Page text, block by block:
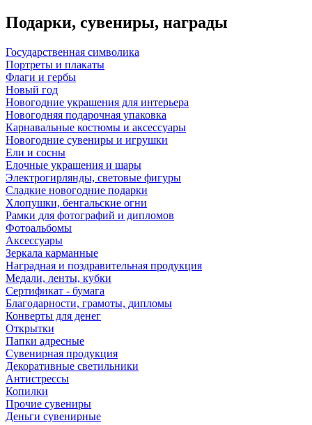
Подарки, сувениры, награды
Государственная символика
Портреты и плакаты
Флаги и гербы
Новый год
Новогодние украшения для интерьера
Новогодняя подарочная упаковка
Карнавальные костюмы и аксессуары
Новогодние сувениры и игрушки
Ели и сосны
Елочные украшения и шары
Электрогирлянды, световые фигуры
Сладкие новогодние подарки
Хлопушки, бенгальские огни
Рамки для фотографий и дипломов
Фотоальбомы
Аксессуары
Зеркала карманные
Наградная и поздравительная продукция
Медали, ленты, кубки
Сертификат - бумага
Благодарности, грамоты, дипломы
Конверты для денег
Открытки
Папки адресные
Сувенирная продукция
Декоративные светильники
Антистрессы
Копилки
Прочие сувениры
Деньги сувенирные